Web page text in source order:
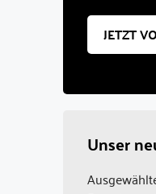
JETZT
Unser